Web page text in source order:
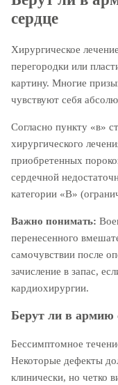
сердце
Хирургическое
перегородки или
картину. Многие
чувствуют себя
Согласно пункту «в»
хирургического
приобретенных
сердечной
категории «В»
Важно понимать:
перенесенного
самочувствии после
зачисление в запас,
кардиохирургии.
Берут ли в армию
Бессимптомное
Некоторые дефекты
клинически, но четко